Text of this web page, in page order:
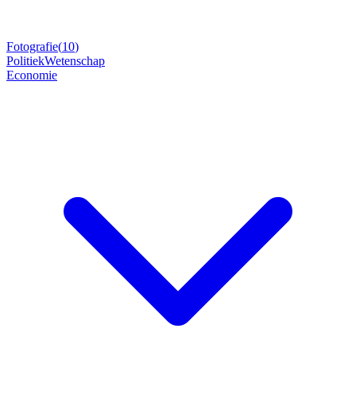
Fotografie(10)
PolitiekWetenschap
Economie